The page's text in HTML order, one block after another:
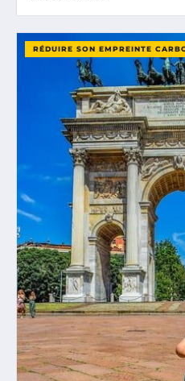
RÉDUIRE SON EMPREINTE